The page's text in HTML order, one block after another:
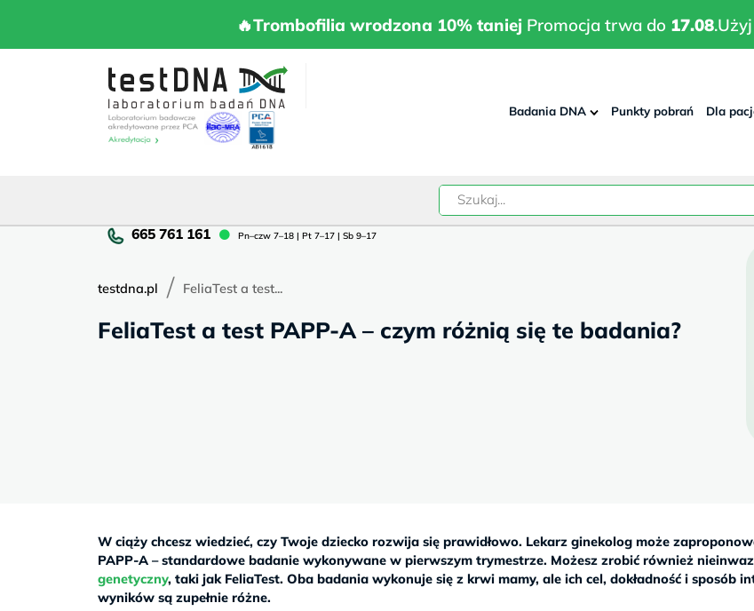
🔥Trombofilia wrodzona 10% taniej Promocja trwa do 17.08.
🔥Trombofilia wrodzona 10% taniej Promocja trwa do 17.08.Użyj kodu:
Pn–czw 7–18 | Pt 7–17 | Sb 9–17Pn–
Pt
7–
Badania DNA Punkty pobrań Dla
testdna.pl / FeliaTest a test...
FeliaTest a test PAPP-A – czym różnią się te badania?
W ciąży chcesz wiedzieć, czy Twoje dziecko rozwija się prawidłowo. Lekarz ginekolog może
PAPP-A – standardowe badanie wykonywane w pierwszym trymestrze. Możesz zrobić również
genetyczny, taki jak FeliaTest. Oba badania wykonuje się z krwi mamy, ale ich cel, dokładność i sposób
wyników są zupełnie różne.